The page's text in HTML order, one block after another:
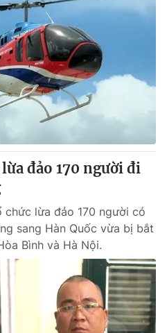
đảo 170 người đi
lừa đảo 170 người có
sang Hàn Quốc vừa bị bắt
Bình và Hà Nội.